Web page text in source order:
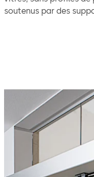
soutenus par des